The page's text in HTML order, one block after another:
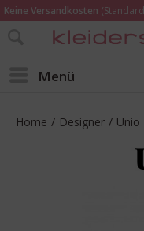
Keine Versandkosten
Online bestellen – im Geschäft
Menü
Home / Designer / Unio